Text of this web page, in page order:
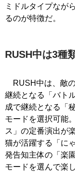
ミドルタイプなが
るのが特徴だ。
RUSH中は3種
RUSH中は、敵
継続となる「バト
成で継続となる「
モードを選択可能
ス」の定番演出が
猫が活躍する「に
発告知主体の「楽
モードを選んで楽